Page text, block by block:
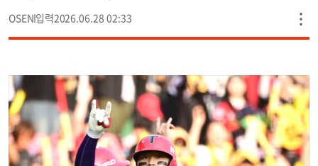
OSEN 2026.06.28 02:33